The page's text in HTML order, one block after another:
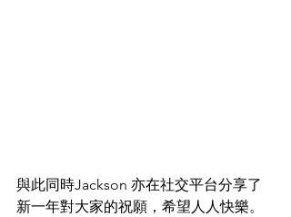
與此同時Jackson 亦在社交平台分享了
新一年對大家的祝願，希望人人快樂。